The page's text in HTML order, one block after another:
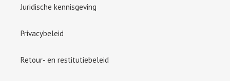
Juridische kennisgeving
Privacybeleid
Retour- en restitutiebeleid